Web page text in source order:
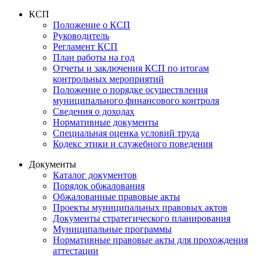
КСП
Положение о КСП
Руководитель
Регламент КСП
План работы на год
Отчеты и заключения КСП по итогам
контрольных мероприятий
Положение о порядке осуществления
муниципального финансового контроля
Сведения о доходах
Нормативные документы
Специальная оценка условий труда
Кодекс этики и служебного поведения
Документы
Каталог документов
Порядок обжалования
Обжалованные правовые акты
Проекты муниципальных правовых актов
Документы стратегического планирования
Муниципальные программы
Нормативные правовые акты для прохождения
аттестации